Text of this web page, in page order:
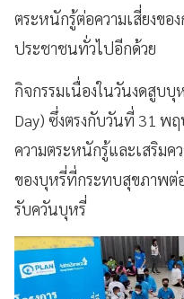
ตระหนักรู้ต่อความเสี่ยงขอ
ประชาชนทั่วไปอีกด้วย
กิจกรรมเนื่องในวันงดสูบ
Day) ซึ่งตรงกับวันที่ 31 พ
ความตระหนักรู้และเสริมค
ของบุหรี่ที่กระทบสุขภาพต่
รับควันบุหรี่